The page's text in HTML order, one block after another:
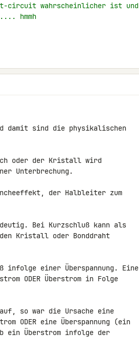
circuit wahrscheinlicher ist und
hmmh
damit sind die physikalischen
oder der Kristall wird
Unterbrechung.
der Halbleiter zum
Bei Kurzschluß kann als
Kristall oder Bonddraht
einer Überspannung. Eine
ODER Überstrom in Folge
so war die Ursache eine
ODER eine Überspannung (ein
ein Überstrom infolge der